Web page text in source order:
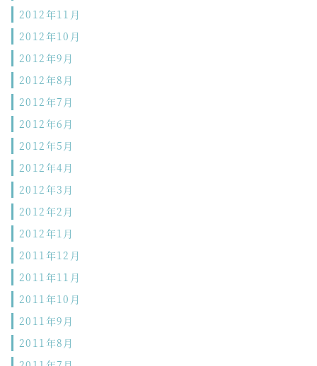
2012年11月
2012年10月
2012年9月
2012年8月
2012年7月
2012年6月
2012年5月
2012年4月
2012年3月
2012年2月
2012年1月
2011年12月
2011年11月
2011年10月
2011年9月
2011年8月